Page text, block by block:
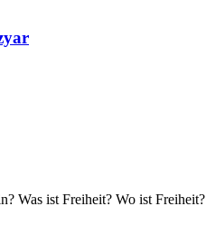
Was ist Freiheit? Wo ist Freiheit?